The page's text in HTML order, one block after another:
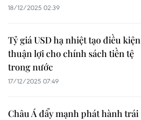
18/12/2025 02:39
Tỷ giá USD hạ nhiệt tạo điều kiện
thuận lợi cho chính sách tiền tệ
trong nước
17/12/2025 07:49
Châu Á đẩy mạnh phát hành trái